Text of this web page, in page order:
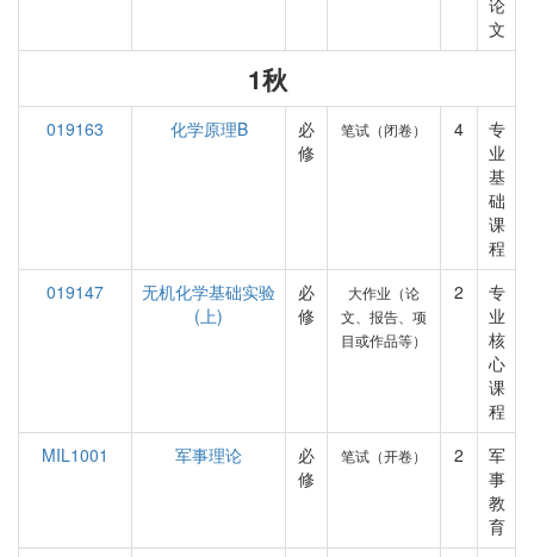
论
文
1秋
019163 化学原理B
必
修
笔试（闭卷） 4
专
业
基
础
课
程
019147
无机化学基础实验
(上)
必
修
大作业（论
文、报告、项
目或作品等）
2
专
业
核
心
课
程
MIL1001
军事理论
必
修
笔试（开卷） 2
军
事
教
育